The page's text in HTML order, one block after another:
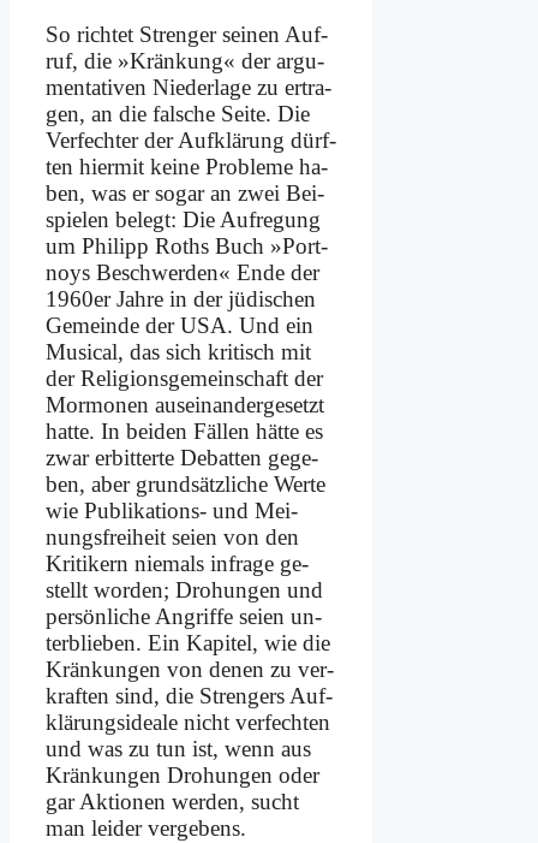
So rich­tet Stren­ger sei­nen Auf­
ruf, die »Krän­kung« der ar­gu­
men­ta­ti­ven Nie­der­la­ge zu er­tra­
gen, an die fal­sche Sei­te. Die
Ver­fech­ter der Auf­klä­rung dürf­
ten hier­mit kei­ne Pro­ble­me ha­
ben, was er so­gar an zwei Bei­
spie­len be­legt: Die Auf­re­gung
um Phil­ipp Roths Buch »Port­
noys Be­schwer­den« En­de der
1960er Jah­re in der jü­di­schen
Ge­mein­de der USA. Und ein
Mu­si­cal, das sich kri­tisch mit
der Re­li­gi­ons­ge­mein­schaft der
Mor­mo­nen aus­ein­an­der­ge­setzt
hat­te. In bei­den Fäl­len hät­te es
zwar er­bit­ter­te De­bat­ten ge­ge­
ben, aber grund­sätz­li­che Wer­te
wie Pu­bli­ka­ti­ons- und Mei­
nungs­frei­heit sei­en von den
Kri­ti­kern nie­mals in­fra­ge ge­
stellt wor­den; Dro­hun­gen und
per­sön­li­che An­grif­fe sei­en un­
ter­blie­ben. Ein Ka­pi­tel, wie die
Krän­kun­gen von de­nen zu ver­
kraf­ten sind, die Stren­gers Auf­
klä­rungs­idea­le nicht ver­fech­ten
und was zu tun ist, wenn aus
Krän­kun­gen Dro­hun­gen oder
gar Ak­tio­nen wer­den, sucht
man lei­der ver­ge­bens.